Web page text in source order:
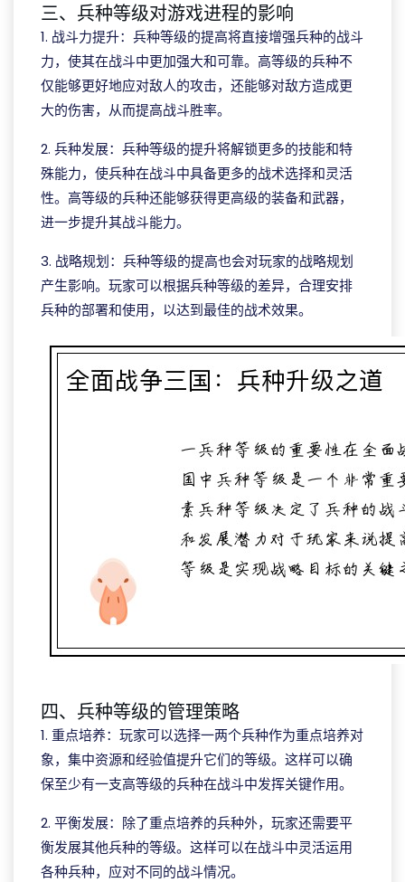
三、兵种等级对游戏进程的影响
1. 战斗力提升：兵种等级的提高将直接增强兵种的战斗
力，使其在战斗中更加强大和可靠。高等级的兵种不
仅能够更好地应对敌人的攻击，还能够对敌方造成更
大的伤害，从而提高战斗胜率。
2. 兵种发展：兵种等级的提升将解锁更多的技能和特
殊能力，使兵种在战斗中具备更多的战术选择和灵活
性。高等级的兵种还能够获得更高级的装备和武器，
进一步提升其战斗能力。
3. 战略规划：兵种等级的提高也会对玩家的战略规划
产生影响。玩家可以根据兵种等级的差异，合理安排
兵种的部署和使用，以达到最佳的战术效果。
四、兵种等级的管理策略
1. 重点培养：玩家可以选择一两个兵种作为重点培养对
象，集中资源和经验值提升它们的等级。这样可以确
保至少有一支高等级的兵种在战斗中发挥关键作用。
2. 平衡发展：除了重点培养的兵种外，玩家还需要平
衡发展其他兵种的等级。这样可以在战斗中灵活运用
各种兵种，应对不同的战斗情况。